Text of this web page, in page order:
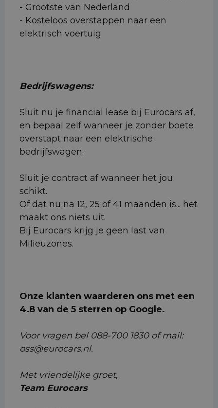
- Grootste van Nederland
- Kosteloos overstappen naar een
elektrisch voertuig
Bedrijfswagens:
Sluit nu je financial lease bij Eurocars af,
en bepaal zelf wanneer je zonder boete
overstapt naar een elektrische
bedrijfswagen.
Sluit je contract af wanneer het jou
schikt.
Of dat nu na 12, 25 of 41 maanden is... het
maakt ons niets uit.
Bij Eurocars krijg je geen last van
Milieuzones.
Onze klanten waarderen ons met een
4.8 van de 5 sterren op Google.
Voor vragen bel 088-700 1830 of mail:
oss@eurocars.nl.
Met vriendelijke groet,
Team Eurocars